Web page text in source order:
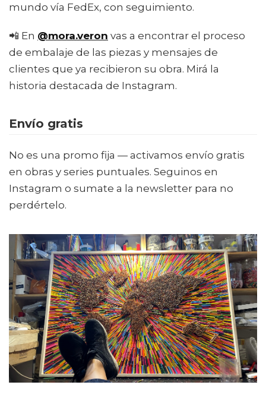
mundo vía FedEx, con seguimiento.
📲 En @mora.veron vas a encontrar el proceso
de embalaje de las piezas y mensajes de
clientes que ya recibieron su obra. Mirá la
historia destacada de Instagram.
Envío gratis
No es una promo fija — activamos envío gratis
en obras y series puntuales. Seguinos en
Instagram o sumate a la newsletter para no
perdértelo.